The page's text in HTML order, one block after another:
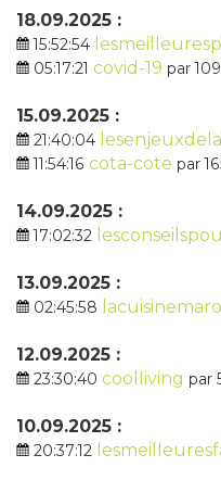
18.09.2025 :
15:52:54
05:17:21 covid-19 par
15.09.2025 :
21:40:04
11:54:16 cota-cote par
14.09.2025 :
17:02:32
13.09.2025 :
02:45:58
12.09.2025 :
23:30:40 coolliving par
10.09.2025 :
20:37:12